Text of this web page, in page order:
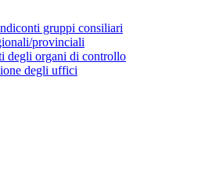
gruppi consiliari
provinciali
degli organi di controllo
degli uffici